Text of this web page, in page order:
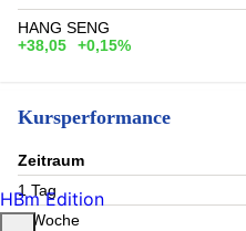
HANG SENG
+38,05
+0,15%
Kursperformance
Zeitraum
1 Tag
1 Woche
HBm Edition